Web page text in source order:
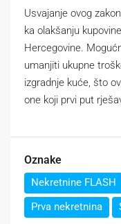
Usvajanje ovog
ka olakšanju
Hercegovine.
umanjiti ukupne
izgradnje kuće, što
one koji prvi put
Oznake
Nekretnine FLASH
Prva nekretnina